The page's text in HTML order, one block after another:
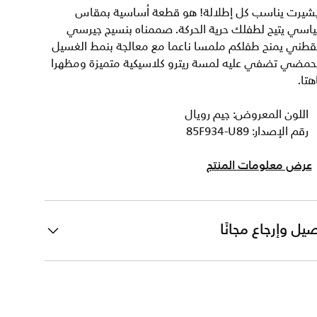
يناسب كل إطلالة! هو قطعة أساسية بمقاس
يتيح لطفلك حرية الحركة. صممناه بنسيج جيرسي
يمنح طفلكم ملمسا ناعما مع معالجة بنمط الغسيل
تضفي عليه لمسة ريترو كلاسيكية متميزة ومظهرا
اللون المعروض: جيم رويال
رقم الإصدار: 85F934-U89
عرض معلومات المنتج
وإرجاع مجانًا